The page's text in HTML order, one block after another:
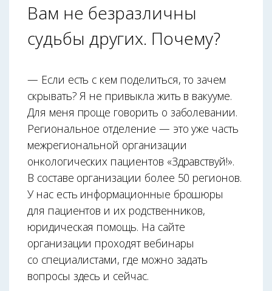
Вам не безразличны
судьбы других. Почему?
— Если есть с кем поделиться, то зачем
скрывать? Я не привыкла жить в вакууме.
Для меня проще говорить о заболевании.
Региональное отделение — это уже часть
межрегио­нальной организации
онкологических пациентов «Здравствуй!».
В составе организации более 50 регионов.
У нас есть информационные брошюры
для пациентов и их родственников,
юридическая помощь. На сайте
организации проходят вебинары
со специалистами, где можно задать
вопросы здесь и сейчас.